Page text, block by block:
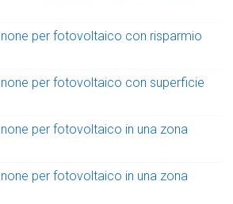
per fotovoltaico con risparmio
per fotovoltaico con superficie
per fotovoltaico in una zona
per fotovoltaico in una zona